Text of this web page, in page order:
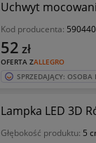
Uchwyt
Kod producenta:
OFERTA ZALLEGRO
52 zł
SPRZEDAJĄCY: OSOBA
Lampka LED 3D
Głębokość produktu: 5